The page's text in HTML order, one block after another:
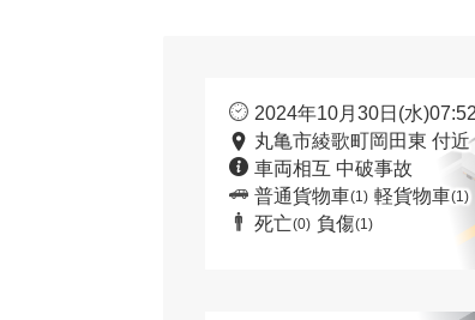
2024年10月30日(水)07:52
丸亀市綾歌町岡田東 付近
車両相互 中破事故
普通貨物車(1) 軽貨物車(1)
死亡(0) 負傷(1)